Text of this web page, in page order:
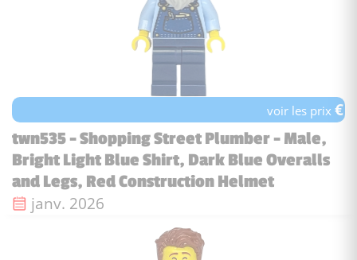
voir les prix€
twn535 - Shopping Street Plumber - Male,
Bright Light Blue Shirt, Dark Blue Overalls
and Legs, Red Construction Helmet
Date de sortie :
janv. 2026